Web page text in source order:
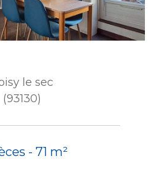
le sec
(93130)
- 71 m²